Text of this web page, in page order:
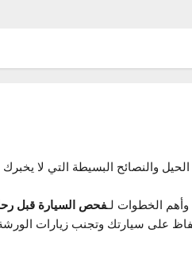
البسيطة التي لا يخبرك بها
الخطوات لـفحص السيارة قبل
سيارتك وتجنب زيارات الورشة